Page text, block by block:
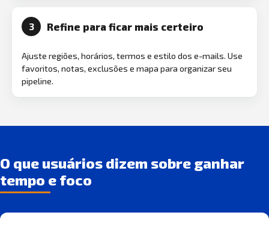
3 Refine para ficar mais certeiro
Ajuste regiões, horários, termos e estilo dos e-mails. Use
favoritos, notas, exclusões e mapa para organizar seu
pipeline.
O que usuários dizem sobre ganhar
tempo e foco